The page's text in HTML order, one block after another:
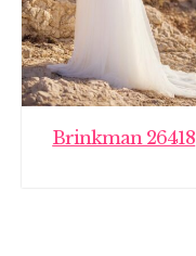
Brinkman 26418